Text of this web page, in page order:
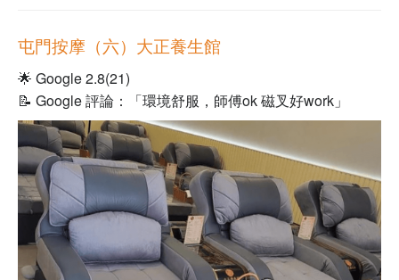
屯門按摩（六）大正養生館
🌟 Google 2.8(21)
📝 Google 評論：「環境舒服，師傅ok 磁叉好work」